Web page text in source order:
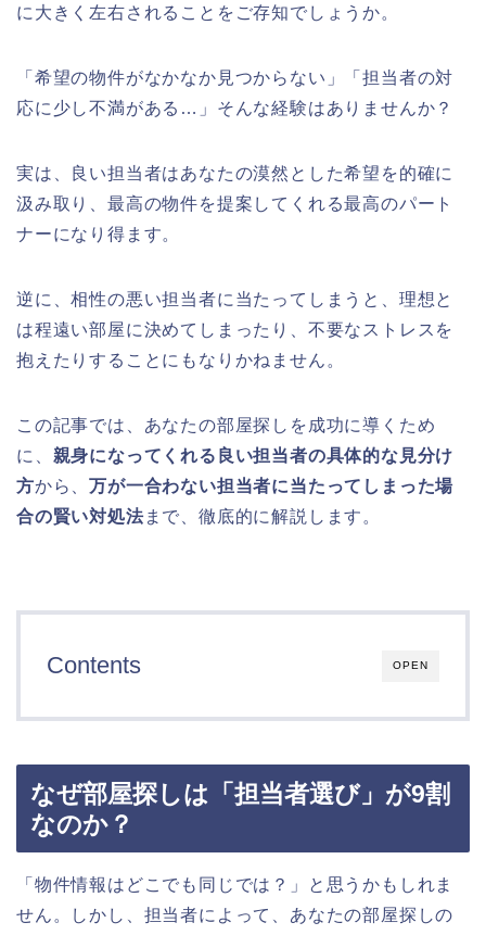
に大きく左右されることをご存知でしょうか。
「希望の物件がなかなか見つからない」「担当者の対
応に少し不満がある…」そんな経験はありませんか？
実は、良い担当者はあなたの漠然とした希望を的確に
汲み取り、最高の物件を提案してくれる最高のパート
ナーになり得ます。
逆に、相性の悪い担当者に当たってしまうと、理想と
は程遠い部屋に決めてしまったり、不要なストレスを
抱えたりすることにもなりかねません。
この記事では、あなたの部屋探しを成功に導くため
に、 親身になってくれる良い担当者の具体的な見分け
方から、万が一合わない担当者に当たってしまった場
合の賢い対処法まで、徹底的に解説します。
OPEN
Contents
なぜ部屋探しは「担当者選び」が9割
なのか？
「物件情報はどこでも同じでは？」と思うかもしれま
せん。しかし、担当者によって、あなたの部屋探しの